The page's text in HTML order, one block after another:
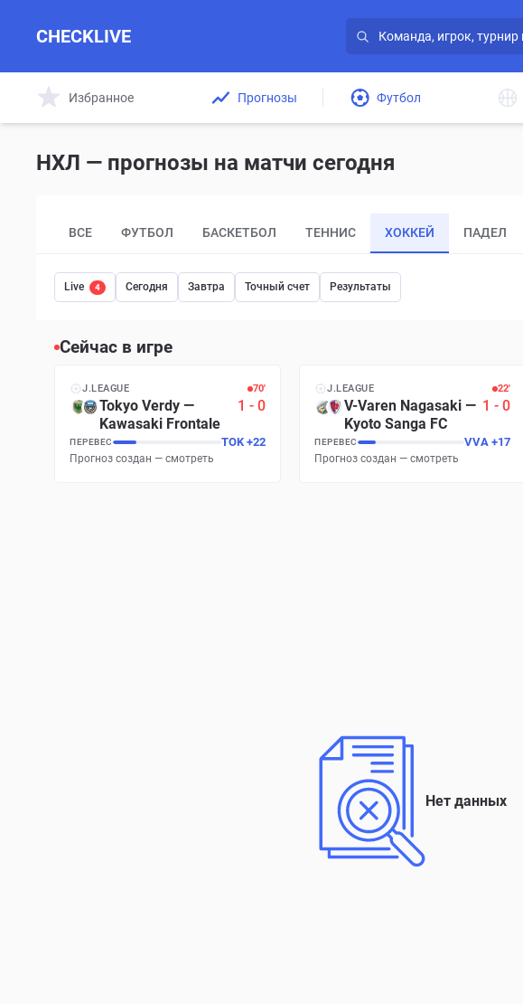
CHECKLIVE
Избранное Прогнозы Футбол
НХЛ — прогнозы на матчи сегодня
ВСЕ ФУТБОЛ БАСКЕТБОЛ ТЕННИС ХОККЕЙ ПАДЕЛ
Live 4 Сегодня Завтра Точный счет Результаты
Сейчас в игре
J.LEAGUE 70′
Tokyo Verdy —
Kawasaki Frontale
1 -0
ПЕРЕВЕС TOK +22
Прогноз создан — смотреть
J.LEAGUE 22′
V-Varen Nagasaki —
Kyoto Sanga FC
1 -0
ПЕРЕВЕС VVA +17
Прогноз создан — смотреть
Нет данных